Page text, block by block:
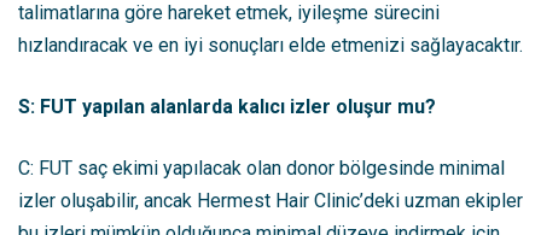
talimatlarına göre hareket etmek, iyileşme sürecini
hızlandıracak ve en iyi sonuçları elde etmenizi sağlayacaktır.
S: FUT yapılan alanlarda kalıcı izler oluşur mu?
C: FUT saç ekimi yapılacak olan donor bölgesinde minimal
izler oluşabilir, ancak Hermest Hair Clinic’deki uzman ekipler